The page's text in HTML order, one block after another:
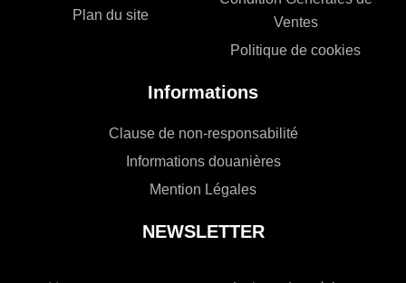
Plan du site
Ventes
Politique de cookies
Informations
Clause de non-responsabilité
Informations douanières
Mention Légales
NEWSLETTER